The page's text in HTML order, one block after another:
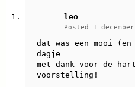
leo
Posted 1
dat was een mooi
dagje
met dank voor de
voorstelling!